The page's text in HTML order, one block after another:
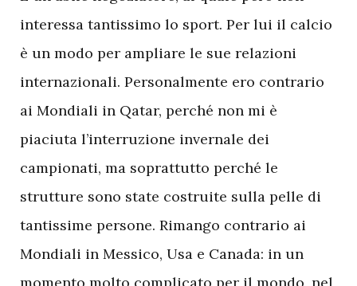
interessa tantissimo lo sport. Per lui il calcio
è un modo per ampliare le sue relazioni
internazionali. Personalmente ero contrario
ai Mondiali in Qatar, perché non mi è
piaciuta l’interruzione invernale dei
campionati, ma soprattutto perché le
strutture sono state costruite sulla pelle di
tantissime persone. Rimango contrario ai
Mondiali in Messico, Usa e Canada: in un
momento molto complicato per il mondo, nel